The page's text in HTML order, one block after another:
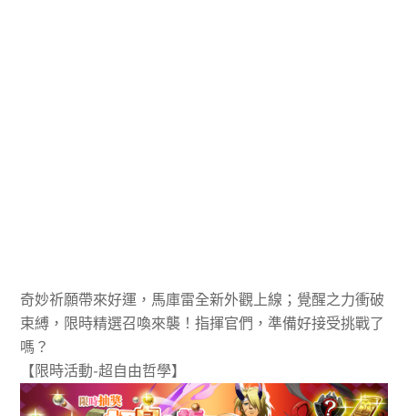
奇妙祈願帶來好運，馬庫雷全新外觀上線；覺醒之力衝破
束縛，限時精選召喚來襲！指揮官們，準備好接受挑戰了
嗎？
【限時活動-超自由哲學】